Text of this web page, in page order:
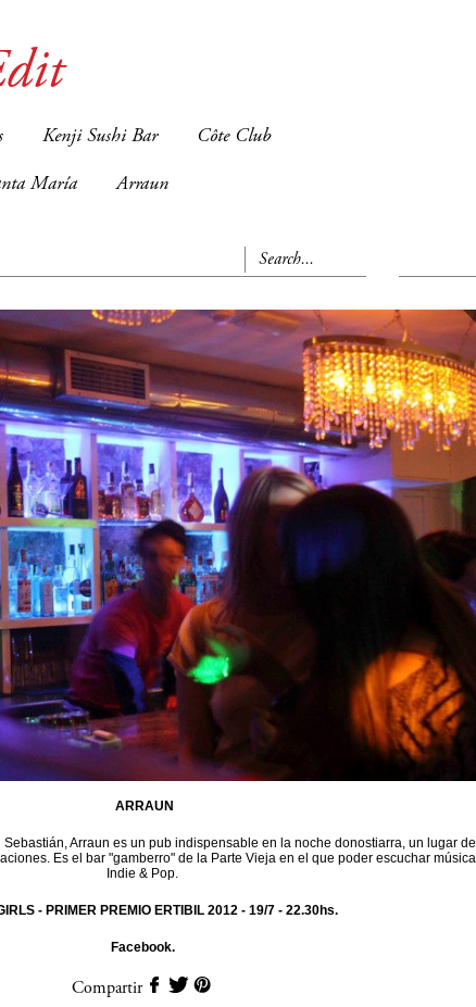
Kenji Sushi Bar Côte Club
María Arraun
ARRAUN
Arraun es un pub indispensable en la noche donostiarra, un lugar de
Es el bar "gamberro" de la Parte Vieja en el que poder escuchar música
Indie & Pop.
- PRIMER PREMIO ERTIBIL 2012 - 19/7 - 22.30hs.
Facebook.
Compartir